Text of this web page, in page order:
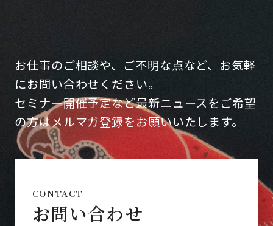
お仕事のご相談や、ご不明な点など、お気軽
にお問い合わせください。
セミナー開催予定など最新ニュースをご希望
の方はメルマガ登録をお願いいたします。
CONTACT
お問い合わせ